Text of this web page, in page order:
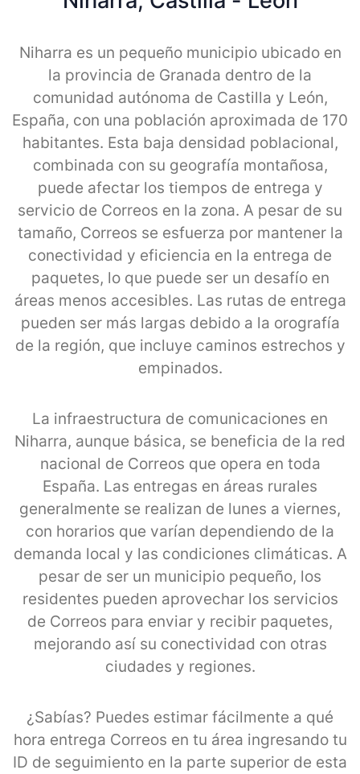
Niharra es un pequeño municipio ubicado en
la provincia de Granada dentro de la
comunidad autónoma de Castilla y León,
España, con una población aproximada de 170
habitantes. Esta baja densidad poblacional,
combinada con su geografía montañosa,
puede afectar los tiempos de entrega y
servicio de Correos en la zona. A pesar de su
tamaño, Correos se esfuerza por mantener la
conectividad y eficiencia en la entrega de
paquetes, lo que puede ser un desafío en
áreas menos accesibles. Las rutas de entrega
pueden ser más largas debido a la orografía
de la región, que incluye caminos estrechos y
empinados.
La infraestructura de comunicaciones en
Niharra, aunque básica, se beneficia de la red
nacional de Correos que opera en toda
España. Las entregas en áreas rurales
generalmente se realizan de lunes a viernes,
con horarios que varían dependiendo de la
demanda local y las condiciones climáticas. A
pesar de ser un municipio pequeño, los
residentes pueden aprovechar los servicios
de Correos para enviar y recibir paquetes,
mejorando así su conectividad con otras
ciudades y regiones.
¿Sabías? Puedes estimar fácilmente a qué
hora entrega Correos en tu área ingresando tu
ID de seguimiento en la parte superior de esta